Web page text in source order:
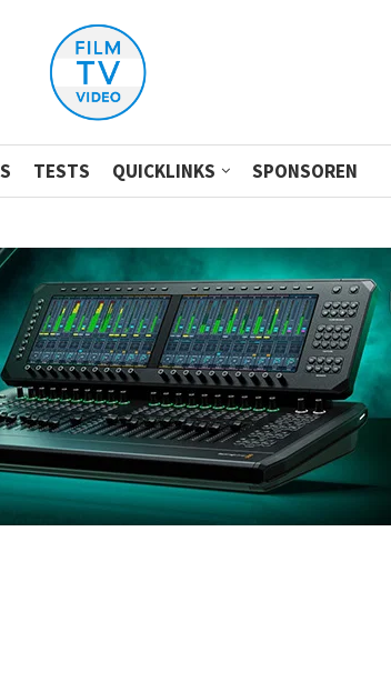
TESTS QUICKLINKS SPONSOREN